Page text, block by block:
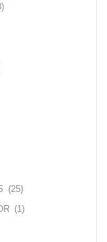
(25)
(1)